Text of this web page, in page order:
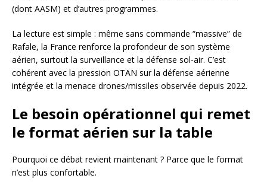
(dont AASM) et d’autres programmes.
La lecture est simple : même sans commande “massive” de
Rafale, la France renforce la profondeur de son système
aérien, surtout la surveillance et la défense sol-air. C’est
cohérent avec la pression OTAN sur la défense aérienne
intégrée et la menace drones/missiles observée depuis 2022.
Le besoin opérationnel qui remet
le format aérien sur la table
Pourquoi ce débat revient maintenant ? Parce que le format
n’est plus confortable.